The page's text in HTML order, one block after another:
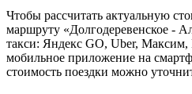
Чтобы рассчитать актуальную
маршруту «Долгодеревенское -
такси: Яндекс GO, Uber, Максим,
мобильное приложение на
стоимость поездки можно